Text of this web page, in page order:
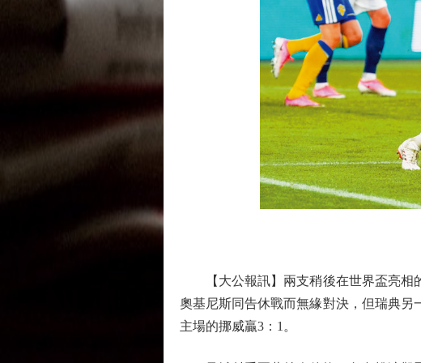
【大公報訊】兩支稍後在世界盃亮相的
奧基尼斯同告休戰而無緣對決，但瑞典
主場的挪威贏3：1。